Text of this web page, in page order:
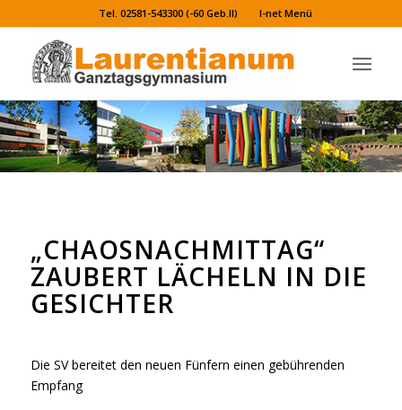
Tel. 02581-543300 (-60 Geb.II) I-net Menü
„CHAOSNACHMITTAG“
ZAUBERT LÄCHELN IN DIE
GESICHTER
Die SV bereitet den neuen Fünfern einen gebührenden
Empfang